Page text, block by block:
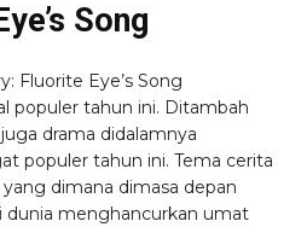
Song
Fluorite Eye’s Song
populer tahun ini. Ditambah
drama didalamnya
populer tahun ini. Tema cerita
dimana dimasa depan
dunia menghancurkan umat